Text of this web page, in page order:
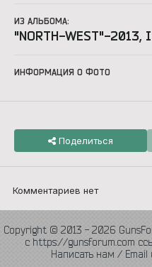
ИЗ АЛЬБОМА:
"NORTH-WEST"-2013,
ИНФОРМАЦИЯ О ФОТО
Поделиться
Комментариев нет
Copyright © 2013 - 2026
с https://gunsforum.com
Написать нам / Email